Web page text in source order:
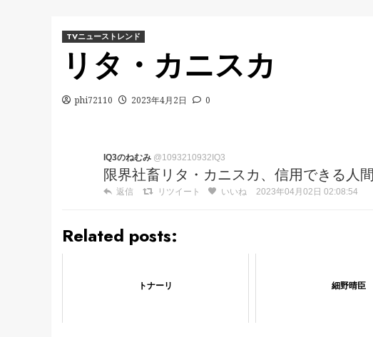
TVニューストレンド
リタ・カニスカ
phi72110 2023年4月2日 0
IQ3のねむみ @1093210932IQ3
限界社畜リタ・カニスカ、信用できる人間
返信 リツイート いいね 2023年04月02日 02:08:54
Related posts:
トナーリ 細野晴臣